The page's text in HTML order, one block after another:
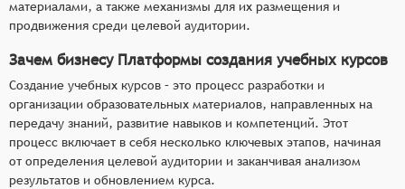
материалами, а также механизмы для их размещения и
продвижения среди целевой аудитории.
Зачем бизнесу Платформы создания учебных курсов
Создание учебных курсов – это процесс разработки и
организации образовательных материалов, направленных на
передачу знаний, развитие навыков и компетенций. Этот
процесс включает в себя несколько ключевых этапов, начиная
от определения целевой аудитории и заканчивая анализом
результатов и обновлением курса.